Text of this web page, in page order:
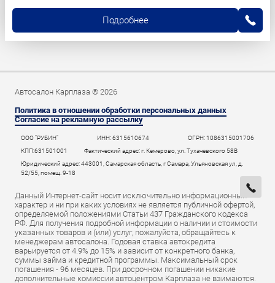
Подробнее
Автосалон Карплаза ® 2026
Политика в отношении обработки персональных данных
Согласие на рекламную рассылку
ООО "РУБИН" ИНН: 6315610674
ОГРН: 1086315001706
КПП:631501001
Фактический адрес: г. Кемерово, ул. Тухачевского 58В
Юридический адрес: 443001, Самарская область, г Самара, Ульяновская ул, д.
52/55, помещ. 9-18
Данный Интернет-сайт носит исключительно информационный
характер и ни при каких условиях не является публичной офертой,
определяемой положениями Статьи 437 Гражданского кодекса
РФ. Для получения подробной информации о наличии и стоимости
указанных товаров и (или) услуг, пожалуйста, обращайтесь к
менеджерам автосалона. Годовая ставка автокредита
варьируется от 4.9% до 15% и зависит от конкретного банка,
суммы займа и кредитной программы. Максимальный срок
погашения - 96 месяцев. При досрочном погашении никакие
дополнительные комиссии автоцентром Карплаза не взимаются.